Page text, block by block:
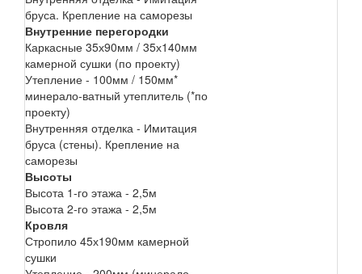
бруса. Крепление на саморезы
Внутренние перегородки
Каркасные 35х90мм / 35х140мм
камерной сушки (по проекту)
Утепление - 100мм / 150мм*
минерало-ватный утеплитель (*по
проекту)
Внутренняя отделка - Имитация
бруса (стены). Крепление на
саморезы
Высоты
Высота 1-го этажа - 2,5м
Высота 2-го этажа - 2,5м
Кровля
Стропило 45х190мм камерной
сушки